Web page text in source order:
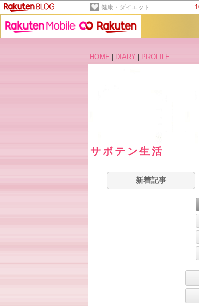
健康・ダイエット
HOME
DIARY PROFILE
サボテン生活
新着記事